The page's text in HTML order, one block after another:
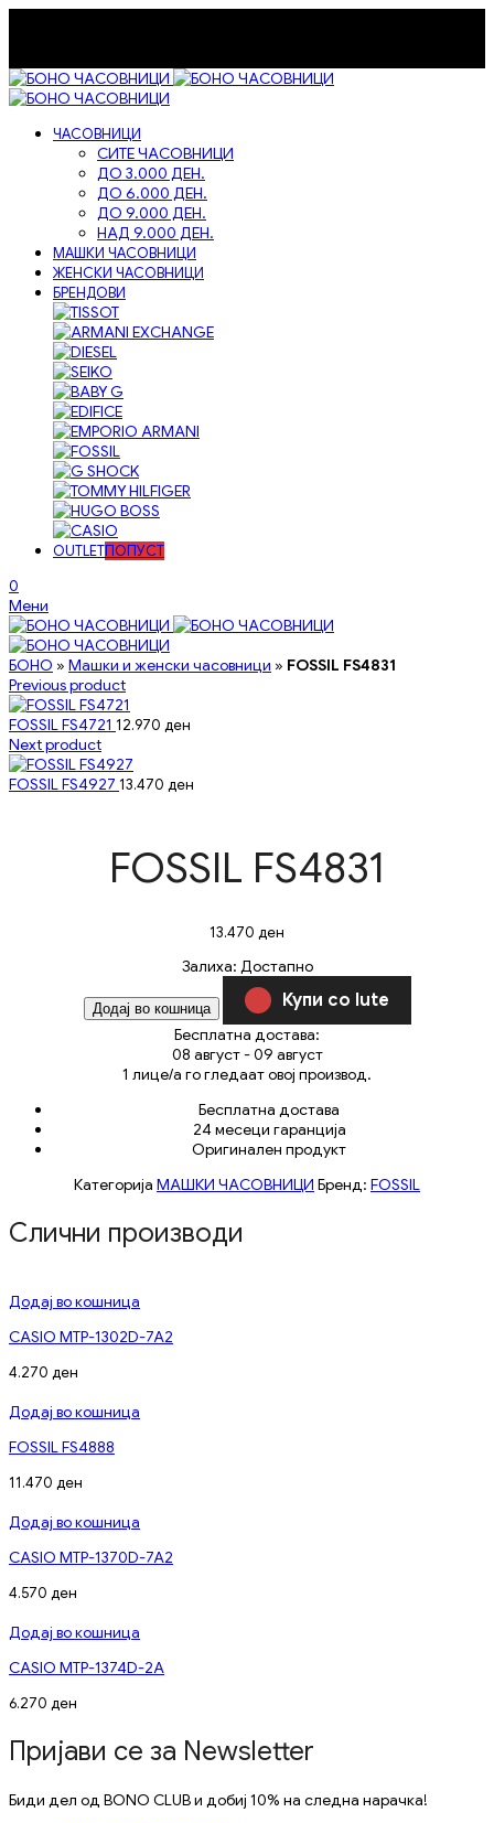
ЧАСОВНИЦИ
СИТЕ ЧАСОВНИЦИ
ДО 3.000 ДЕН.
ДО 6.000 ДЕН.
ДО 9.000 ДЕН.
НАД 9.000 ДЕН.
МАШКИ ЧАСОВНИЦИ
ЖЕНСКИ ЧАСОВНИЦИ
БРЕНДОВИ
OUTLETПОПУСТ
0
Мени
БОНО » Машки и женски часовници » FOSSIL FS4831
Previous product
FOSSIL FS4721 12.970 ден
Next product
FOSSIL FS4927 13.470 ден
FOSSIL FS4831
13.470 ден
Залиха: Достапно
Додај во кошница Купи со Iute
Бесплатна достава:
08 август - 09 август
1 лице/а го гледаат овој производ.
Бесплатна достава
24 месеци гаранција
Оригинален продукт
Категорија МАШКИ ЧАСОВНИЦИ Бренд: FOSSIL
Слични производи
Додај во кошница
CASIO MTP-1302D-7A2
4.270 ден
Додај во кошница
FOSSIL FS4888
11.470 ден
Додај во кошница
CASIO MTP-1370D-7A2
4.570 ден
Додај во кошница
CASIO MTP-1374D-2A
6.270 ден
Пријави се за Newsletter
Биди дел од BONO CLUB и добиј 10% на следна нарачка!